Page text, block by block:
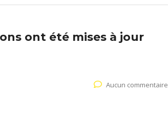
ont été mises à jour
Aucun commentaire